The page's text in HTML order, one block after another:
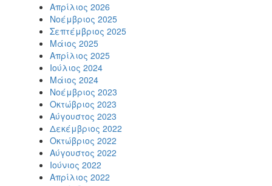
Απρίλιος 2026
Νοέμβριος 2025
Σεπτέμβριος 2025
Μάιος 2025
Απρίλιος 2025
Ιούλιος 2024
Μάιος 2024
Νοέμβριος 2023
Οκτώβριος 2023
Αύγουστος 2023
Δεκέμβριος 2022
Οκτώβριος 2022
Αύγουστος 2022
Ιούνιος 2022
Απρίλιος 2022